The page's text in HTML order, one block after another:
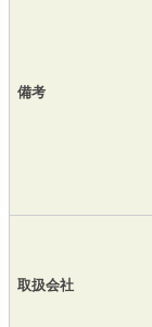
備考
取扱会社